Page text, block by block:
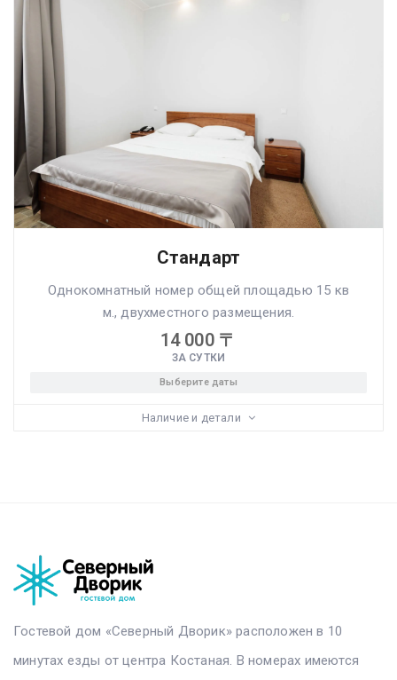
Стандарт
Однокомнатный номер общей площадью 15 кв
м., двухместного размещения.
14 000〒
ЗА СУТКИ
Выберите даты
Наличие и детали
Гостевой дом «Северный Дворик» расположен в 10
минутах езды от центра Костаная. В номерах имеются